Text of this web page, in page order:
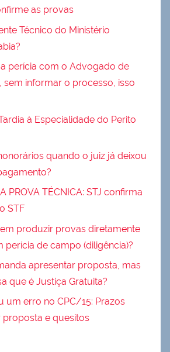
as provas
Técnico do Ministério
perícia com o Advogado de
sem informar o processo, isso
à Especialidade do Perito
quando o juiz já deixou
PROVA TÉCNICA: STJ confirma
STF
produzir provas diretamente
perícia de campo (diligência)?
apresentar proposta, mas
que é Justiça Gratuita?
um erro no CPC/15: Prazos
proposta e quesitos